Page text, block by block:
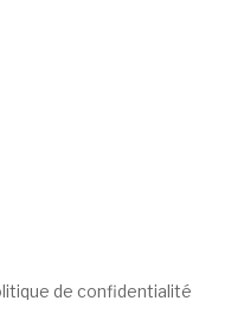
de confidentialité